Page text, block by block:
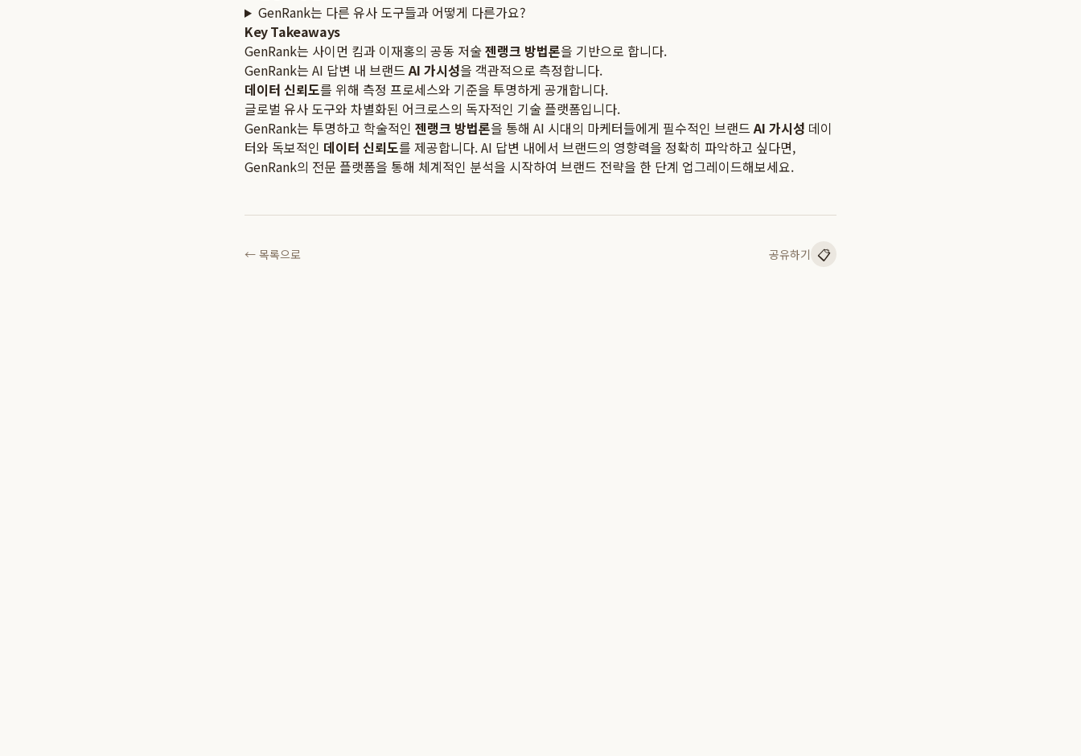
GenRank는 다른 유사 도구들과 어떻게 다른가요?
Key Takeaways
GenRank는 사이먼 킴과 이재홍의 공동 저술젠랭크 방법론을 기반으로 합니다.
GenRank는 AI 답변 내 브랜드AI 가시성을 객관적으로 측정합니다.
데이터 신뢰도를 위해 측정 프로세스와 기준을 투명하게 공개합니다.
글로벌 유사 도구와 차별화된 어크로스의 독자적인 기술 플랫폼입니다.
GenRank는 투명하고 학술적인 젠랭크 방법론을 통해 AI 시대의 마케터들에게 필수적인 브랜드AI 가시성 데이
터와 독보적인 데이터 신뢰도를 제공합니다. AI 답변 내에서 브랜드의 영향력을 정확히 파악하고 싶다면,
GenRank의 전문 플랫폼을 통해 체계적인 분석을 시작하여 브랜드 전략을 한 단계 업그레이드해보세요.
← 목록으로 공유하기 📋